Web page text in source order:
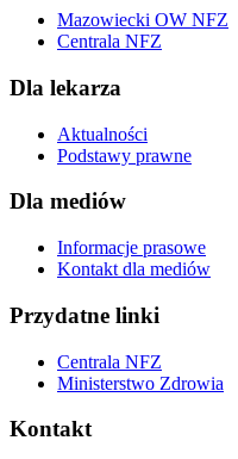
Mazowiecki OW NFZ
Centrala NFZ
Dla lekarza
Aktualności
Podstawy prawne
Dla mediów
Informacje prasowe
Kontakt dla mediów
Przydatne linki
Centrala NFZ
Ministerstwo Zdrowia
Kontakt